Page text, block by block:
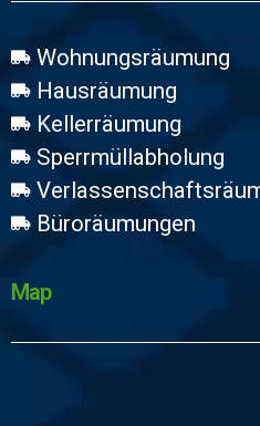
Wohnungsräumung
Hausräumung
Kellerräumung
Sperrmüllabholung
Büroräumungen
Map